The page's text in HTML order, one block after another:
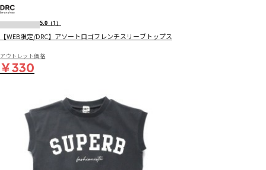
5.0 （1）
【WEB限定/DRC】アソートロゴフレンチスリーブトップス
アウトレット価格
￥330